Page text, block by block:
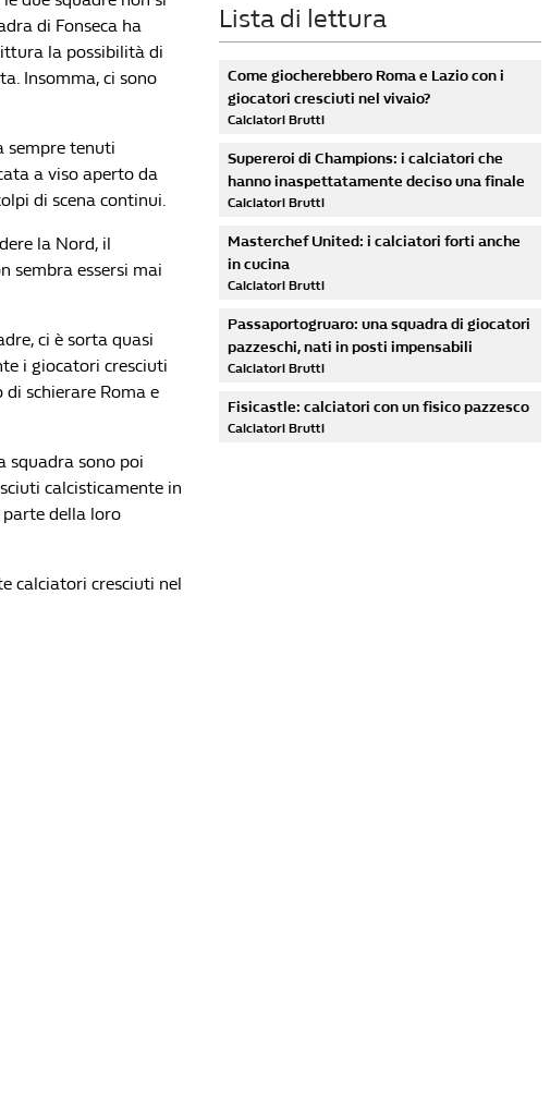
di Fonseca ha
la possibilità di
Insomma, ci sono
sempre tenuti
a viso aperto da
di scena continui.
la Nord, il
sembra essersi mai
ci è sorta quasi
i giocatori cresciuti
schierare Roma e
squadra sono poi
calcisticamente in
della loro
calciatori cresciuti nel
Lista di lettura
Come giocherebbero Roma e Lazio con i
giocatori cresciuti nel vivaio?
Calciatori Brutti
Supereroi di Champions: i calciatori che
hanno inaspettatamente deciso una finale
Calciatori Brutti
Masterchef United: i calciatori forti anche
in cucina
Calciatori Brutti
Passaportogruaro: una squadra di giocatori
pazzeschi, nati in posti impensabili
Calciatori Brutti
Fisicastle: calciatori con un fisico pazzesco
Calciatori Brutti